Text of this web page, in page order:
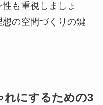
も重視しましょ
の空間づくりの鍵
れにするための3